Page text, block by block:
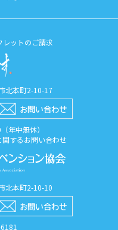
ットのご請求
北本町2-10-17
年中無休）
関するお問い合わせ
北本町2-10-10